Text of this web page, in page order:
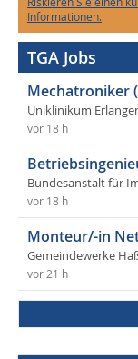
Informationen.
TGA Jobs
Mechatroniker
Uniklinikum
vor 18 h
Bundesanstalt für
vor 18 h
Monteur/-in
Gemeindewerke
vor 21 h